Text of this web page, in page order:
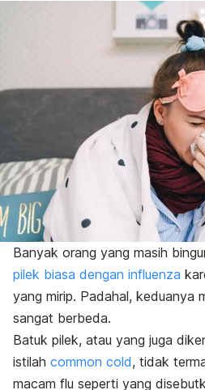
Banyak orang yang masih
pilek biasa dengan influenza
yang mirip. Padahal, keduanya
sangat berbeda.
Batuk pilek, atau yang juga
istilah common cold, tidak
macam flu seperti yang